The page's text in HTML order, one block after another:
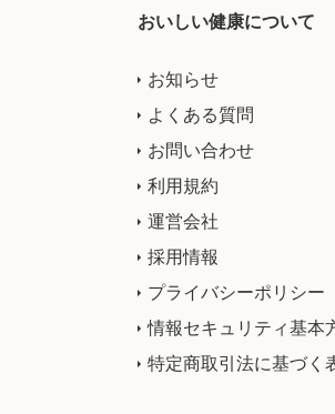
おいしい健康について
お知らせ
よくある質問
お問い合わせ
利用規約
運営会社
採用情報
プライバシーポリシー
情報セキュリティ基本
特定商取引法に基づく